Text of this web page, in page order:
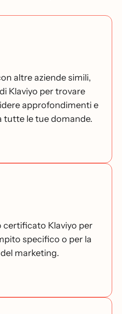
altre aziende simili,
Klaviyo per trovare
approfondimenti e
tutte le tue domande.
certificato Klaviyo per
specifico o per la
marketing.